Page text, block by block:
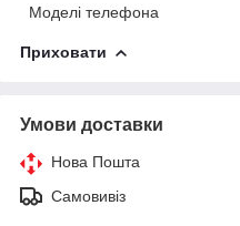
Моделі телефона
Приховати
Умови доставки
Нова Пошта
Самовивіз